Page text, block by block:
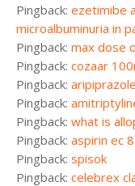
Pingback: ezetimibe
microalbuminuria in
Pingback: max dose
Pingback: cozaar
Pingback:
Pingback:
Pingback: what is
Pingback: aspirin ec
Pingback: spisok
Pingback: celebrex